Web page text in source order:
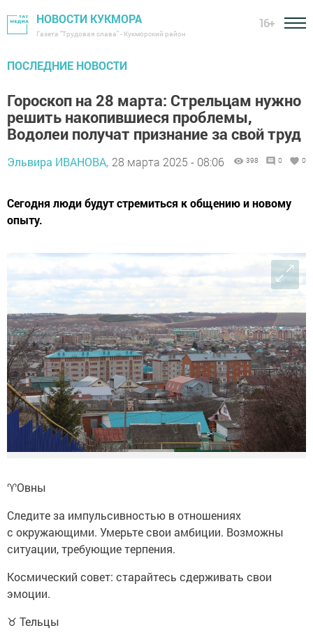
НОВОСТИ КУКМОРА
Газета "Трудовая слава" - Кукморский район
16+
ПОСЛЕДНИЕ НОВОСТИ
Гороскоп на 28 марта: Стрельцам нужно
решить накопившиеся проблемы,
Водолеи получат признание за свой труд
Эльвира ИВАНОВА, 28 марта 2025 - 08:06 398 0 0
Сегодня люди будут стремиться к общению и новому
опыту.
♈️Овны
Следите за импульсивностью в отношениях
с окружающими. Умерьте свои амбиции. Возможны
ситуации, требующие терпения.
Космический совет: старайтесь сдерживать свои
эмоции.
♉ Тельцы